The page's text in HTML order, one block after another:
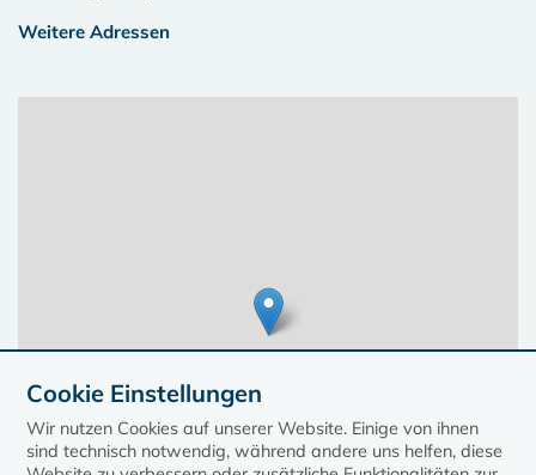
Weitere Adressen
Cookie Einstellungen
Wir nutzen Cookies auf unserer Website. Einige von ihnen
sind technisch notwendig, während andere uns helfen, diese